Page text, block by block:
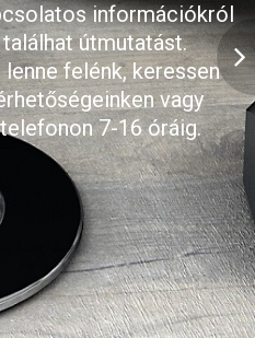
Vásárlóinkat, hogy az
változásai miatt
melyek a
adódóan változnak.
két hónap alatt a
letisztulnak, és ismét
kialakítani árainkat.
árainkról központi
tájékozódhat!
és bízunk a további